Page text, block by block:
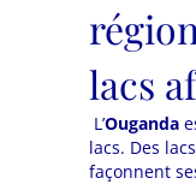
lacs
L’Ouganda
lacs. Des
façonnent